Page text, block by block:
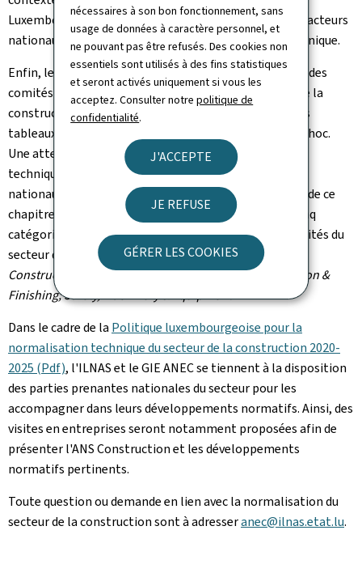
nécessaires à son bon fonctionnement, sans
usage de données à caractère personnel, et
ne pouvant pas être refusés. Des cookies non
essentiels sont utilisés à des fins statistiques
et seront activés uniquement si vous les
acceptez. Consulter notrepolitique de
confidentialité.
J'ACCEPTE
JE REFUSE
GÉRER LES COOKIES
Luxembourg ainsi que les opportunités proposées aux acteurs
nationaux, afin de tirer profit de la normalisation technique.
Enfin, le cœur de cette ANS repose sur la présentation des
comités techniques de normalisation liés au secteur de la
construction (ISO, CEN, IEC, CENELEC et ILNAS) via des
tableaux synthétisant les principales informations ad hoc.
Une attention particulière a été portée aux comités
techniques dans lesquels participent déjà des délégués
nationaux en normalisation. Pour simplifier la lecture de ce
chapitre, les comités techniques sont répartis dans cinq
catégories représentatives des différents types d'activités du
secteur de la construction:Study & Design;
Building
Construction & Civil Engineering;Installation;
Completion &
Finishing;Safety, Machinery & Equipment.
Dans le cadre de la Politique luxembourgeoise pour la
normalisation technique du secteur de la construction 2020-
2025 (Pdf), l'ILNAS et le GIE ANEC se tiennent à la disposition
des parties prenantes nationales du secteur pour les
accompagner dans leurs développements normatifs. Ainsi, des
visites en entreprises seront notamment proposées afin de
présenter l'ANS Construction et les développements
normatifs pertinents.
Toute question ou demande en lien avec la normalisation du
secteur de la construction sont à adresseranec@ilnas.etat.lu.